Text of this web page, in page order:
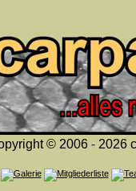
© 2006 - 2026